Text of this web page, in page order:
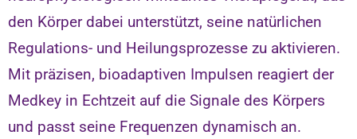
den Körper dabei unterstützt, seine natürlichen
Regulations- und Heilungsprozesse zu aktivieren.
Mit präzisen, bioadaptiven Impulsen reagiert der
Medkey in Echtzeit auf die Signale des Körpers
und passt seine Frequenzen dynamisch an.